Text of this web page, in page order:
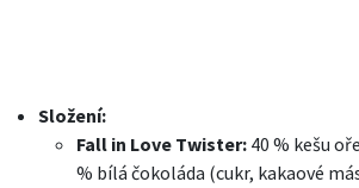
Složení:
Fall in Love Twister: 40 % kešu
% bílá čokoláda (cukr, kakaové